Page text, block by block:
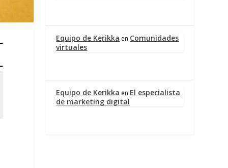
Equipo de Kerikka en Comunidades
virtuales
Equipo de Kerikka en El especialista
de marketing digital